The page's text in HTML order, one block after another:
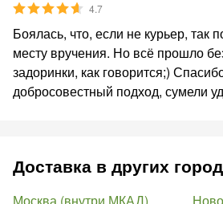
4.7
Боялась, что, если не курьер, так
месту вручения. Но всё прошло
задоринки, как говорится;)
добросовестный подход, сумели
Доставка в других